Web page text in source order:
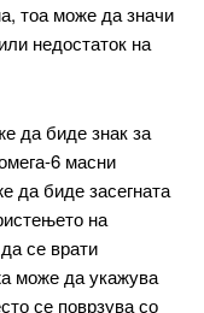
тоа може да значи
недостаток на
да биде знак за
6 масни
да биде засегната
на
се врати
може да укажува
се поврзува со